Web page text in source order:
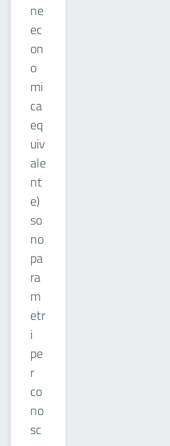
ne
ec
on
o
mi
ca
eq
uiv
ale
nt
e)
so
no
pa
ra
m
etr
i
pe
r
co
no
sc